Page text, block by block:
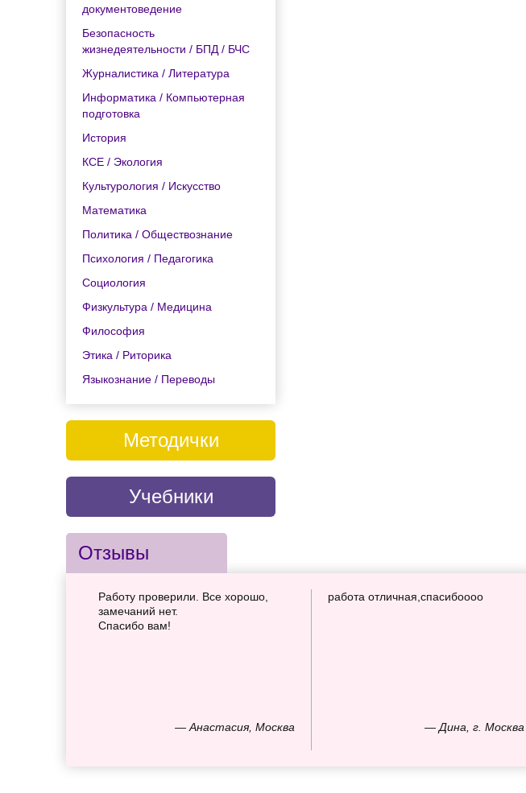
документоведение
Безопасность
жизнедеятельности / БПД / БЧС
Журналистика / Литература
Информатика / Компьютерная
подготовка
История
КСЕ / Экология
Культурология / Искусство
Математика
Политика / Обществознание
Психология / Педагогика
Социология
Физкультура / Медицина
Философия
Этика / Риторика
Языкознание / Переводы
Методички
Учебники
Отзывы
— Анастасия, Москва
Работу проверили. Все хорошо,
замечаний нет.
Спасибо вам!
— Дина, г. Москва
работа отличная,спасибоооо